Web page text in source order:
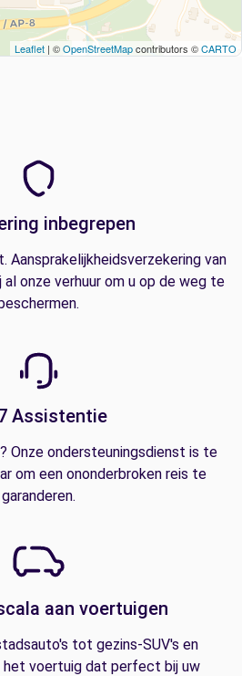
Leaflet | ©OpenStreetMapcontributors ©CARTO
inbegrepen
Aansprakelijkheidsverzekering van
al onze verhuur om u op de weg te
Assistentie
Onze ondersteuningsdienst is te
om een ononderbroken reis te
garanderen.
aan voertuigen
tot gezins-SUV's en
het voertuig dat perfect bij uw